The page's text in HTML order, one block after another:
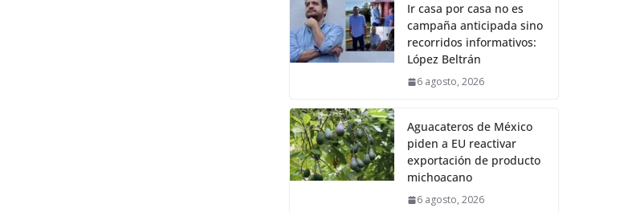
Ir casa por casa no es
campaña anticipada sino
recorridos informativos:
López Beltrán
6 agosto, 2026
Aguacateros de México
piden a EU reactivar
exportación de producto
michoacano
6 agosto, 2026